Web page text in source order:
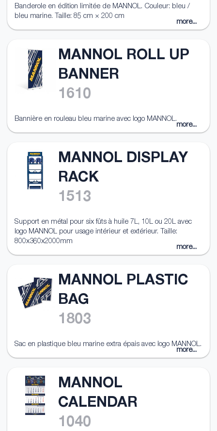
Banderole en édition limitée de MANNOL. Couleur: bleu /
bleu marine. Taille: 85 cm × 200 cm
more...
MANNOL ROLL UP
BANNER
1610
Bannière en rouleau bleu marine avec logo MANNOL.
more...
MANNOL DISPLAY
RACK
1513
Support en métal pour six fûts à huile 7L, 10L ou 20L avec
logo MANNOL pour usage intérieur et extérieur. Taille:
800x360x2000mm
more...
MANNOL PLASTIC
BAG
1803
Sac en plastique bleu marine extra épais avec logo MANNOL.
more...
MANNOL
CALENDAR
1040